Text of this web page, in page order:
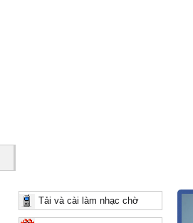
Tải và cài làm nhạc chờ